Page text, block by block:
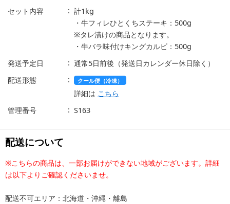
セット内容
計1kg
・牛フィレひとくちステーキ：500g
※タレ漬けの商品となります。
・牛バラ味付けキングカルビ：500g
発送予定日
通常5日前後（発送日カレンダー休日除く）
配送形態
クール便（冷凍）
詳細は こちら
管理番号
S163
配送について
※こちらの商品は、一部お届けができない地域がございます。詳細
は以下よりご確認くださいませ。
配送不可エリア：北海道・沖縄・離島